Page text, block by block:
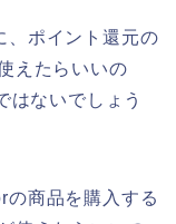
、ポイント還元の
えたらいいの
はないでしょう
商品を購入する